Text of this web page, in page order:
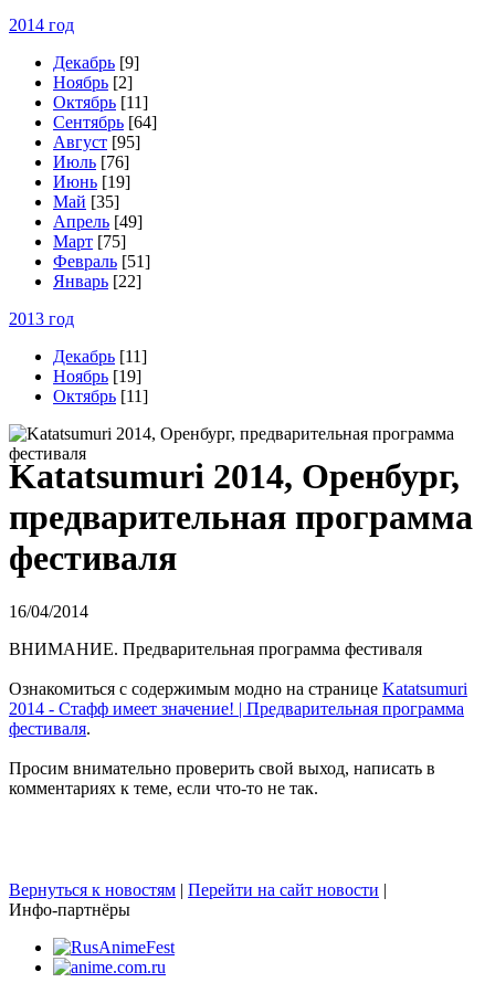
2014 год
Декабрь [9]
Ноябрь [2]
Октябрь [11]
Сентябрь [64]
Август [95]
Июль [76]
Июнь [19]
Май [35]
Апрель [49]
Март [75]
Февраль [51]
Январь [22]
2013 год
Декабрь [11]
Ноябрь [19]
Октябрь [11]
Katatsumuri 2014, Оренбург,
предварительная программа
фестиваля
16/04/2014
ВНИМАНИЕ. Предварительная программа фестиваля
Ознакомиться с содержимым модно на странице Katatsumuri
2014 - Стафф имеет значение! | Предварительная программа
фестиваля.
Просим внимательно проверить свой выход, написать в
комментариях к теме, если что-то не так.
Вернуться к новостям | Перейти на сайт новости |
Инфо-партнёры